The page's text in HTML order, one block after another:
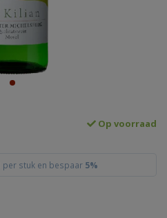
Op voorraad
per stuk en bespaar 5%